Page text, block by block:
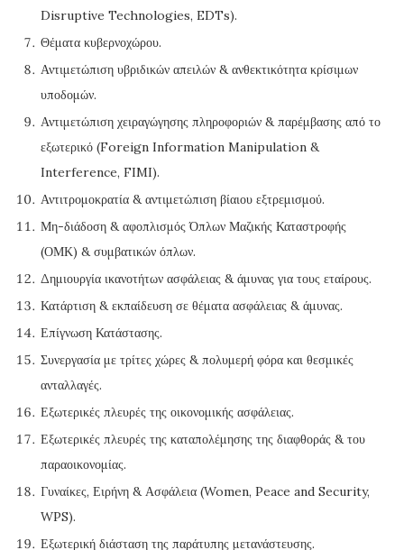
Disruptive Technologies, EDTs).
Θέματα κυβερνοχώρου.
Αντιμετώπιση υβριδικών απειλών & ανθεκτικότητα κρίσιμων
υποδομών.
Αντιμετώπιση χειραγώγησης πληροφοριών & παρέμβασης από το
εξωτερικό (Foreign Information Manipulation &
Interference, FIMI).
Αντιτρομοκρατία & αντιμετώπιση βίαιου εξτρεμισμού.
Μη-διάδοση & αφοπλισμός Όπλων Μαζικής Καταστροφής
(ΟΜΚ) & συμβατικών όπλων.
Δημιουργία ικανοτήτων ασφάλειας & άμυνας για τους εταίρους.
Κατάρτιση & εκπαίδευση σε θέματα ασφάλειας & άμυνας.
Επίγνωση Κατάστασης.
Συνεργασία με τρίτες χώρες & πολυμερή φόρα και θεσμικές
ανταλλαγές.
Εξωτερικές πλευρές της οικονομικής ασφάλειας.
Εξωτερικές πλευρές της καταπολέμησης της διαφθοράς & του
παραοικονομίας.
Γυναίκες, Ειρήνη & Ασφάλεια (Women, Peace and Security,
WPS).
Εξωτερική διάσταση της παράτυπης μετανάστευσης.